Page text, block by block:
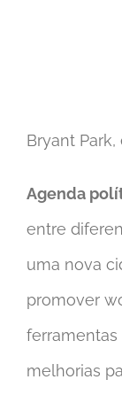
Bryant Park,
Agenda
entre
uma nova
promover
melhorias